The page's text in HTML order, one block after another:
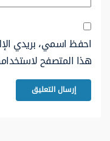
احفظ اسمي، بريدي
هذا المتصفح